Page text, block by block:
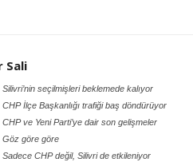
Sali
seçilmişleri beklemede kalıyor
İlçe Başkanlığı trafiği baş döndürüyor
ve Yeni Parti’ye dair son gelişmeler
Göz göre göre
CHP değil, Silivri de etkileniyor